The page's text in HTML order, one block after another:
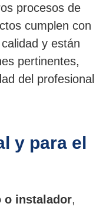
procesos de
cumplen con
y están
pertinentes,
del profesional
y para el
o instalador,